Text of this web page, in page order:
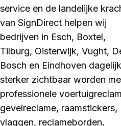
service en de landelijke
van SignDirect helpen wij
bedrijven in Esch, Boxtel,
Tilburg, Oisterwijk, Vught,
Bosch en Eindhoven
sterker zichtbaar worden
professionele
gevelreclame, raamstickers,
vlaggen, reclameborden,